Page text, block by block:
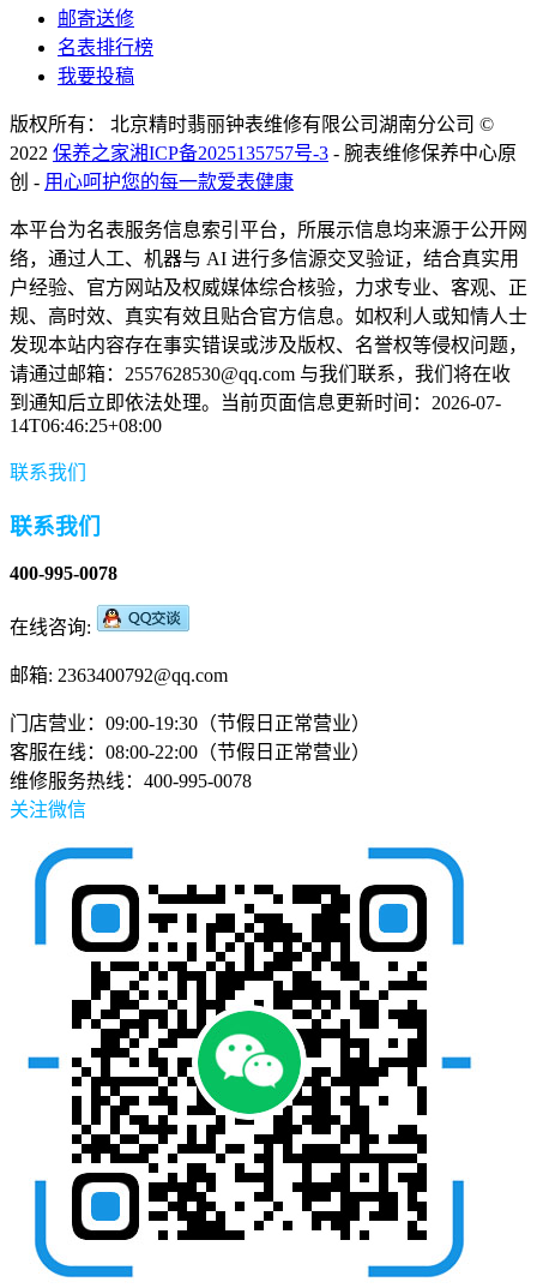
邮寄送修
名表排行榜
我要投稿
版权所有： 北京精时翡丽钟表维修有限公司湖南分公司 ©
2022 保养之家湘ICP备2025135757号-3 - 腕表维修保养中心原
创 - 用心呵护您的每一款爱表健康
本平台为名表服务信息索引平台，所展示信息均来源于公开网
络，通过人工、机器与 AI 进行多信源交叉验证，结合真实用
户经验、官方网站及权威媒体综合核验，力求专业、客观、正
规、高时效、真实有效且贴合官方信息。如权利人或知情人士
发现本站内容存在事实错误或涉及版权、名誉权等侵权问题，
请通过邮箱：2557628530@qq.com 与我们联系，我们将在收
到通知后立即依法处理。当前页面信息更新时间：2026-07-
14T06:46:25+08:00
联系我们
联系我们
400-995-0078
在线咨询:
邮箱: 2363400792@qq.com
门店营业：09:00-19:30（节假日正常营业）
客服在线：08:00-22:00（节假日正常营业）
维修服务热线：400-995-0078
关注微信